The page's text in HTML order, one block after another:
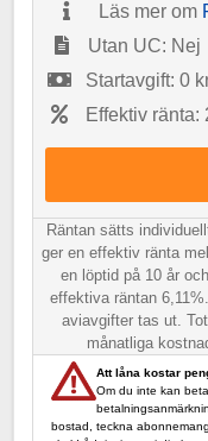
Läs mer om
Utan UC: Nej
Startavgift: 0
Effektiv ränta:
Räntan sätts
ger en effektiv ränta
en löptid på 10 år
effektiva räntan
aviavgifter tas ut.
månatliga
Att låna kostar
Om du inte kan
bostad, teckna